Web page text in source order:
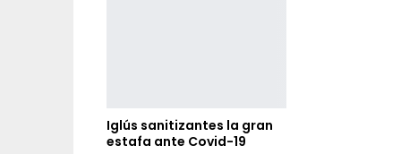
Iglús sanitizantes la gran
estafa ante Covid-19